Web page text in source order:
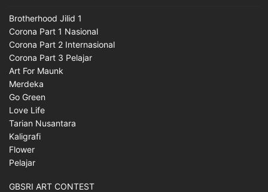
Brotherhood Jilid 1
Corona Part 1 Nasional
Corona Part 2 Internasional
Corona Part 3 Pelajar
Art For Maunk
Merdeka
Go Green
Love Life
Tarian Nusantara
Kaligrafi
Flower
Pelajar
GBSRI ART CONTEST